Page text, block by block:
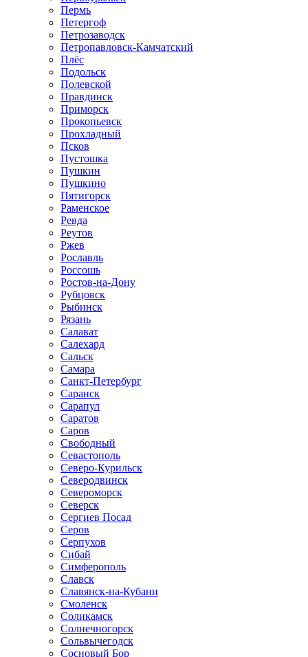
Пермь
Петергоф
Петрозаводск
Петропавловск-Камчатский
Плёс
Подольск
Полевской
Правдинск
Приморск
Прокопьевск
Прохладный
Псков
Пустошка
Пушкин
Пушкино
Пятигорск
Раменское
Ревда
Реутов
Ржев
Рославль
Россошь
Ростов-на-Дону
Рубцовск
Рыбинск
Рязань
Салават
Салехард
Сальск
Самара
Санкт-Петербург
Саранск
Сарапул
Саратов
Саров
Свободный
Севастополь
Северо-Курильск
Северодвинск
Североморск
Северск
Сергиев Посад
Серов
Серпухов
Сибай
Симферополь
Славск
Славянск-на-Кубани
Смоленск
Соликамск
Солнечногорск
Сольвычегодск
Сосновый Бор